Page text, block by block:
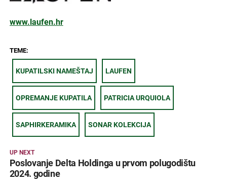
www.laufen.hr
TEME:
KUPATILSKI NAMEŠTAJ LAUFEN
OPREMANJE KUPATILA PATRICIA URQUIOLA
SAPHIRKERAMIKA SONAR KOLEKCIJA
UP NEXT
Poslovanje Delta Holdinga u prvom polugodištu
2024. godine